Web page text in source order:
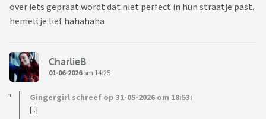
over iets gepraat wordt dat niet perfect in hun straatje past.
hemeltje lief hahahaha
CharlieB
01-06-2026om 14:25
Gingergirl schreef op 31-05-2026 om 18:53:
[..]